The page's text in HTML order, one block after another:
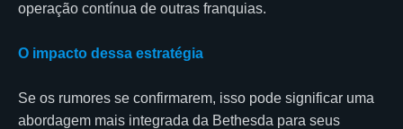
operação contínua de outras franquias.
O impacto dessa estratégia
Se os rumores se confirmarem, isso pode significar uma
abordagem mais integrada da Bethesda para seus